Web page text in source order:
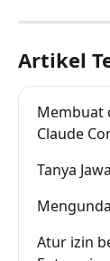
Artikel
Membuat
Claude
Tanya
Atur izin